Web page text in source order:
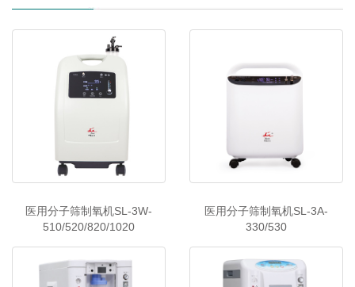
医用分子筛制氧机SL-3W-
510/520/820/1020
医用分子筛制氧机SL-3A-
330/530